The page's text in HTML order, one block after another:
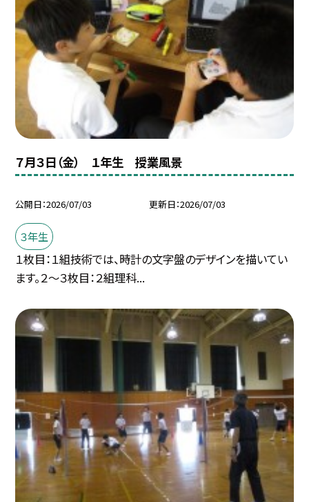
７月３日（金） １年生 授業風景
公開日 2026/07/03 更新日 2026/07/03
３年生
１枚目：１組技術では、時計の文字盤のデザインを描いてい
ます。２～３枚目：２組理科...